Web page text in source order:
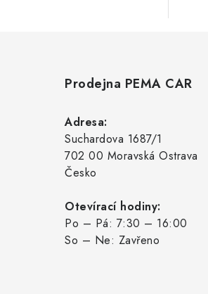
Prodejna PEMA CAR
Adresa:
Suchardova 1687/1
702 00 Moravská Ostrava
Česko
Otevírací hodiny:
Po – Pá: 7:30 – 16:00
So – Ne: Zavřeno